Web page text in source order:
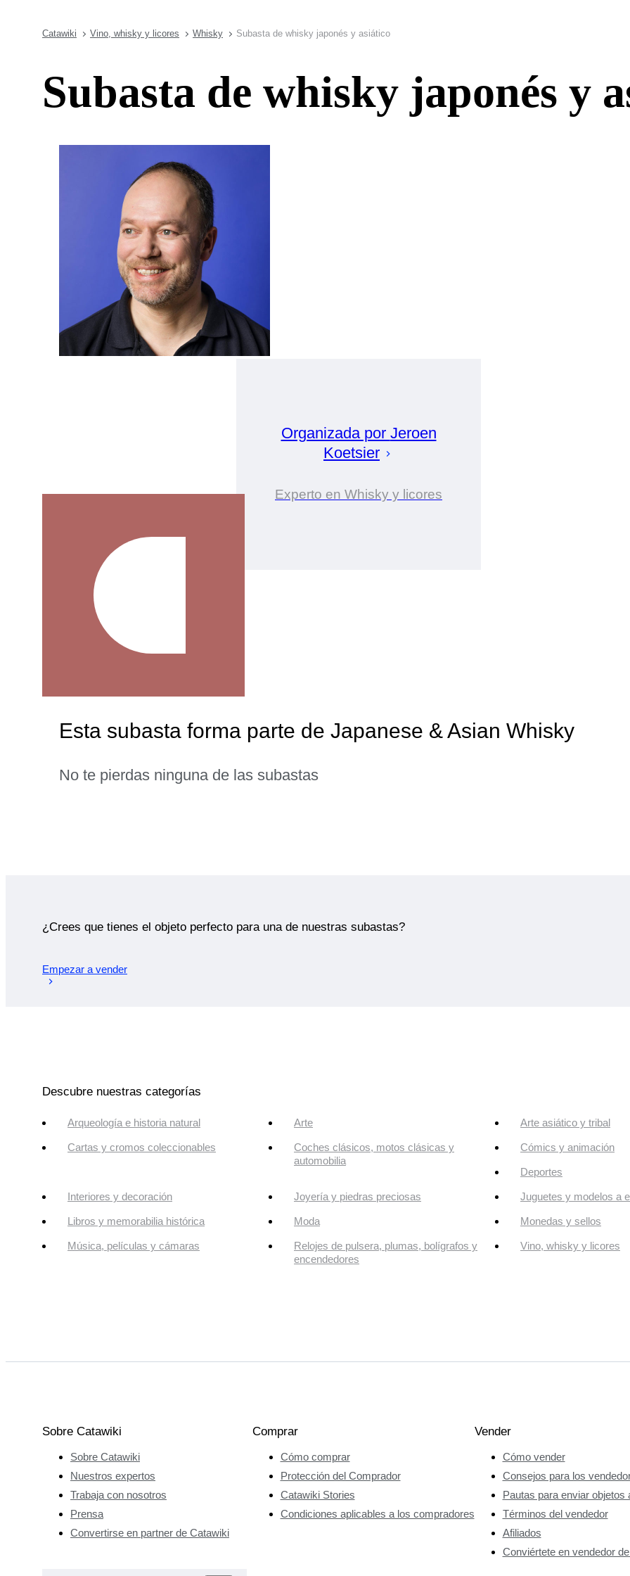
Catawiki Vino, whisky y licores Whisky Subasta de whisky japonés y asiático
Subasta de whisky japonés y
Organizada por Jeroen
Koetsier
Experto en Whisky y licores
Esta subasta forma parte de Japanese & Asian Whisky
No te pierdas ninguna de las subastas
¿Crees que tienes el objeto perfecto para una de nuestras subastas?
Empezar a vender
Descubre nuestras categorías
Arqueología e historia natural Arte Arte asiático y tribal
Cartas y cromos coleccionables
Coches clásicos, motos clásicas y
automobilia
Cómics y animación
Deportes
Interiores y decoración Joyería y piedras preciosas Juguetes y modelos a
Libros y memorabilia histórica Moda Monedas y sellos
Música, películas y cámaras
Relojes de pulsera, plumas, bolígrafos y
encendedores
Vino, whisky y licores
Sobre Catawiki
Sobre Catawiki
Nuestros expertos
Trabaja con nosotros
Prensa
Convertirse en partner de Catawiki
Comprar
Cómo comprar
Protección del Comprador
Catawiki Stories
Condiciones aplicables a los compradores
Vender
Cómo vender
Consejos para los
Pautas para enviar objetos
Términos del vendedor
Afiliados
Conviértete en vendedor